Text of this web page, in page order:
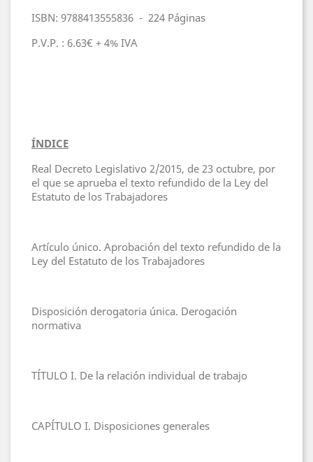
ISBN: 9788413555836 - 224 Páginas
P.V.P. : 6.63€ + 4% IVA
ÍNDICE
Real Decreto Legislativo 2/2015, de 23 octubre, por
el que se aprueba el texto refundido de la Ley del
Estatuto de los Trabajadores
Artículo único. Aprobación del texto refundido de la
Ley del Estatuto de los Trabajadores
Disposición derogatoria única. Derogación
normativa
TÍTULO I. De la relación individual de trabajo
CAPÍTULO I. Disposiciones generales